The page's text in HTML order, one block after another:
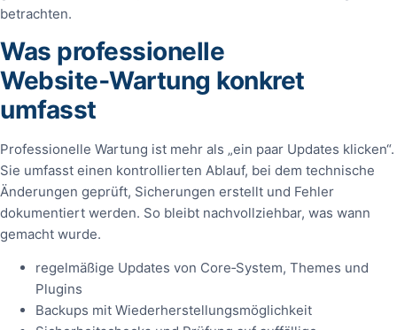
betrachten.
Was professionelle
Website‑Wartung konkret
umfasst
Professionelle Wartung ist mehr als „ein paar Updates klicken“.
Sie umfasst einen kontrollierten Ablauf, bei dem technische
Änderungen geprüft, Sicherungen erstellt und Fehler
dokumentiert werden. So bleibt nachvollziehbar, was wann
gemacht wurde.
regelmäßige Updates von Core‑System, Themes und
Plugins
Backups mit Wiederherstellungsmöglichkeit